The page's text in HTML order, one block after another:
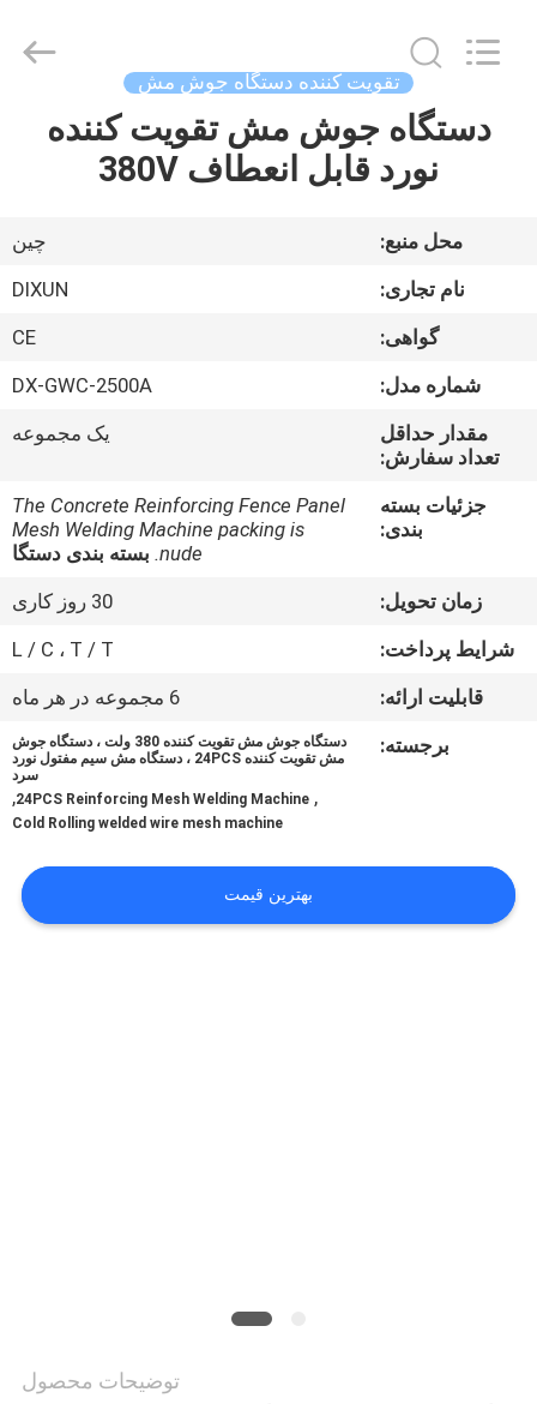
صفحه
محصولات
مجازی
کارخانه
کنترل
کیفیت
ما
تماس
Products
Reserved.
تقویت کننده دستگاه جوش مش
دستگاه جوش مش تقویت کننده
نورد قابل انعطاف 380V
محل منبع:
چین
نام تجاری:
DIXUN
گواهی:
CE
شماره مدل:
DX-GWC-2500A
مقدار حداقل
تعداد سفارش:
یک مجموعه
جزئیات بسته
بندی:
The Concrete Reinforcing Fence Panel
Mesh Welding Machine packing is
nude. بسته بندی دستگا
زمان تحویل:
30 روز کاری
شرایط پرداخت:
L / C ، T / T
قابلیت ارائه:
6 مجموعه در هر ماه
برجسته:
دستگاه جوش مش تقویت کننده 380 ولت ، دستگاه جوش
مش تقویت کننده 24PCS ، دستگاه مش سیم مفتول نورد
سرد
,
24PCS Reinforcing Mesh Welding Machine
,
Cold Rolling welded wire mesh machine
بهترین قیمت
توضیحات محصول